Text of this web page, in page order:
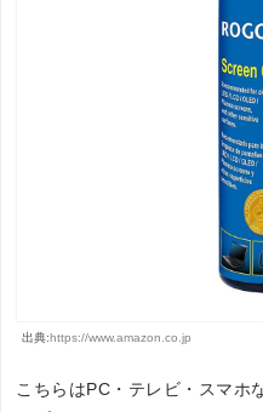
出典:https://www.amazon.co.jp
こちらはPC・テレビ・スマホ